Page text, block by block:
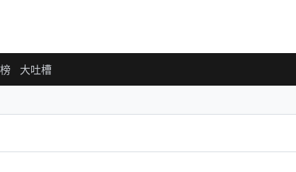
大吐槽